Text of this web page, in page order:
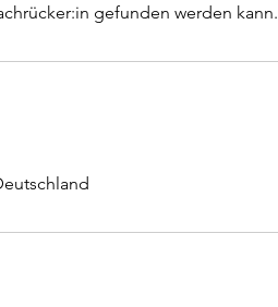
gefunden werden kann.